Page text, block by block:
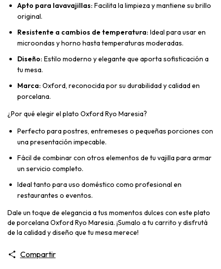
Apto para lavavajillas: Facilita la limpieza y mantiene su brillo
original.
Resistente a cambios de temperatura: Ideal para usar en
microondas y horno hasta temperaturas moderadas.
Diseño: Estilo moderno y elegante que aporta sofisticación a
tu mesa.
Marca: Oxford, reconocida por su durabilidad y calidad en
porcelana.
¿Por qué elegir el plato Oxford Ryo Maresia?
Perfecto para postres, entremeses o pequeñas porciones con
una presentación impecable.
Fácil de combinar con otros elementos de tu vajilla para armar
un servicio completo.
Ideal tanto para uso doméstico como profesional en
restaurantes o eventos.
Dale un toque de elegancia a tus momentos dulces con este plato
de porcelana Oxford Ryo Maresia. ¡Sumalo a tu carrito y disfrutá
de la calidad y diseño que tu mesa merece!
Compartir